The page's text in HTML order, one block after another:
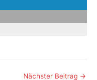
Nächster Beitrag →